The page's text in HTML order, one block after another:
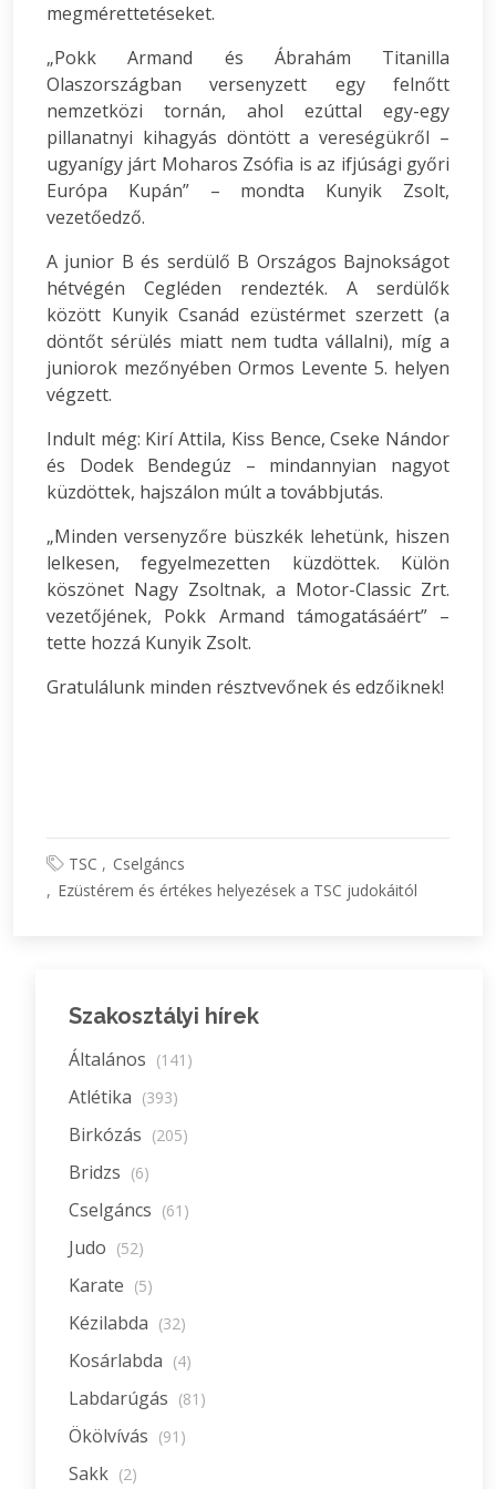
megmérettetéseket.
„Pokk Armand és Ábrahám Titanilla
Olaszországban versenyzett egy felnőtt
nemzetközi tornán, ahol ezúttal egy-egy
pillanatnyi kihagyás döntött a vereségükről –
ugyanígy járt Moharos Zsófia is az ifjúsági győri
Európa Kupán” – mondta Kunyik Zsolt,
vezetőedző.
A junior B és serdülő B Országos Bajnokságot
hétvégén Cegléden rendezték. A serdülők
között Kunyik Csanád ezüstérmet szerzett (a
döntőt sérülés miatt nem tudta vállalni), míg a
juniorok mezőnyében Ormos Levente 5. helyen
végzett.
Indult még: Kirí Attila, Kiss Bence, Cseke Nándor
és Dodek Bendegúz – mindannyian nagyot
küzdöttek, hajszálon múlt a továbbjutás.
„Minden versenyzőre büszkék lehetünk, hiszen
lelkesen, fegyelmezetten küzdöttek. Külön
köszönet Nagy Zsoltnak, a Motor-Classic Zrt.
vezetőjének, Pokk Armand támogatásáért” –
tette hozzá Kunyik Zsolt.
Gratulálunk minden résztvevőnek és edzőiknek!
TSC
Cselgáncs
Ezüstérem és értékes helyezések a TSC judokáitól
Szakosztályi hírek
Általános (141)
Atlétika (393)
Birkózás (205)
Bridzs (6)
Cselgáncs (61)
Judo (52)
Karate (5)
Kézilabda (32)
Kosárlabda (4)
Labdarúgás (81)
Ökölvívás (91)
Sakk (2)